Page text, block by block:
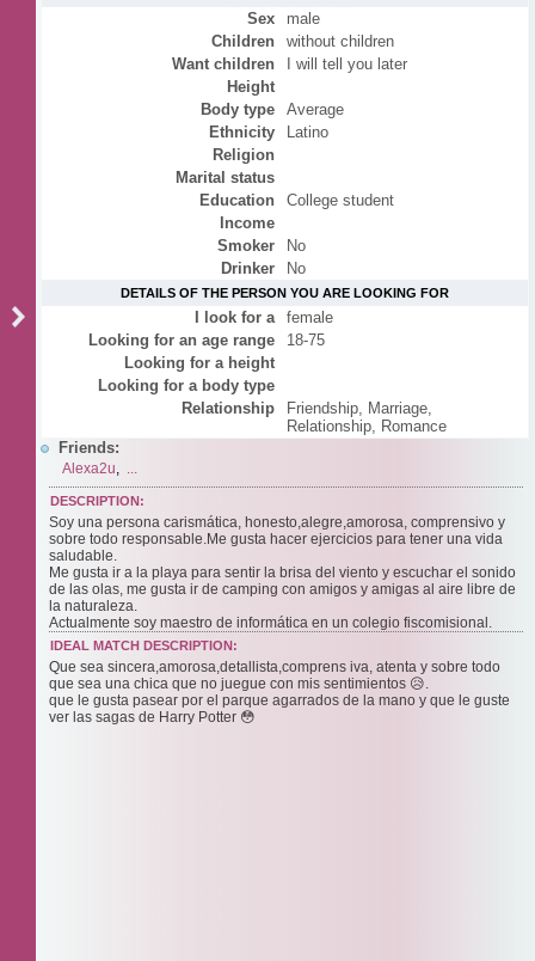
Sex
male
Children
without children
Want children
I will tell you later
Height
Body type
Average
Ethnicity
Latino
Religion
Marital status
Education
College student
Income
Smoker
No
Drinker
No
DETAILS OF THE PERSON YOU ARE LOOKING FOR
I look for a
female
Looking for an age range
18-75
Looking for a height
Looking for a body type
Relationship
Friendship, Marriage,
Relationship, Romance
Friends:
Alexa2u, ...
DESCRIPTION:
Soy una persona carismática, honesto,alegre,amorosa, comprensivo y
sobre todo responsable.Me gusta hacer ejercicios para tener una vida
saludable.
Me gusta ir a la playa para sentir la brisa del viento y escuchar el sonido
de las olas, me gusta ir de camping con amigos y amigas al aire libre de
la naturaleza.
Actualmente soy maestro de informática en un colegio fiscomisional.
IDEAL MATCH DESCRIPTION:
Que sea sincera,amorosa,detallista,comprens iva, atenta y sobre todo
que sea una chica que no juegue con mis sentimientos 😥.
que le gusta pasear por el parque agarrados de la mano y que le guste
ver las sagas de Harry Potter 😳